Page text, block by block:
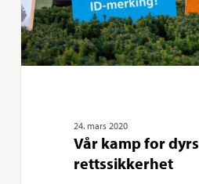
24. mars 2020
Vår kamp for dyrs
rettssikkerhet